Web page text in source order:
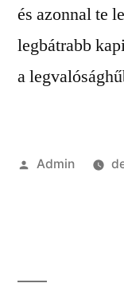
és azonnal te
legbátrabb
a
Szerző:
Admin